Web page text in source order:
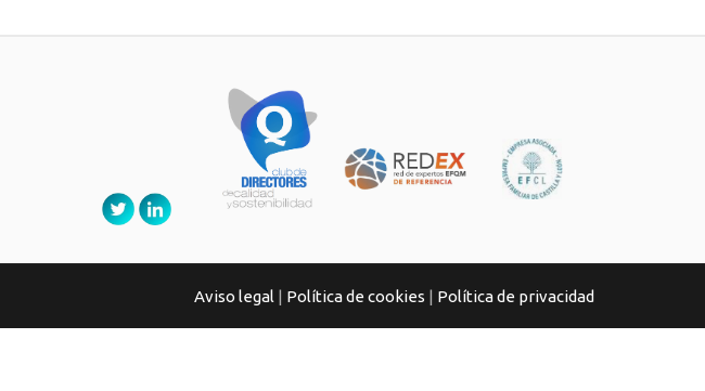
Aviso legal | Política de cookies | Política de privacidad